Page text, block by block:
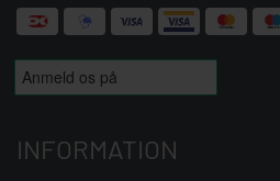
INFORMATION